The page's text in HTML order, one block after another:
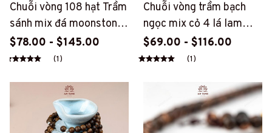
Chuỗi vòng 108 hạt Trầm
sánh mix đá moonstone
ánh trăng (PT45)
$78.00 - $145.00
(1)
Chuỗi vòng trầm bạch
ngọc mix cỏ 4 lá lam
ngọc (PT117)
$69.00 - $116.00
(1)